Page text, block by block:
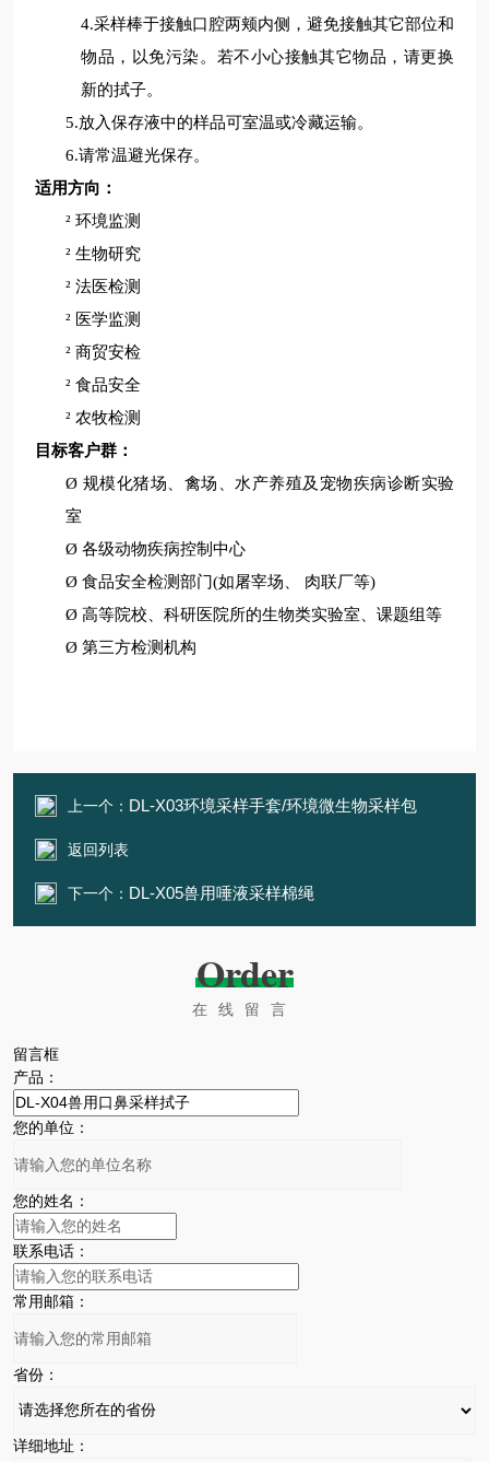
4.采样棒于接触口腔两颊内侧，避免接触其它部位和
物品，以免污染。若不小心接触其它物品，请更换
新的拭子。
5.放入保存液中的样品可室温或冷藏运输。
6.请常温避光保存。
适用方向：
² 环境监测
² 生物研究
² 法医检测
² 医学监测
² 商贸安检
² 食品安全
² 农牧检测
目标客户群：
Ø 规模化猪场、禽场、水产养殖及宠物疾病诊断实验
室
Ø 各级动物疾病控制中心
Ø 食品安全检测部门(如屠宰场、 肉联厂等)
Ø 高等院校、科研医院所的生物类实验室、课题组等
Ø 第三方检测机构
上一个： DL-X03环境采样手套/环境微生物采样包
返回列表
下一个： DL-X05兽用唾液采样棉绳
Order
在线留言
留言框
产品：
您的单位：
您的姓名：
联系电话：
常用邮箱：
省份：
详细地址：